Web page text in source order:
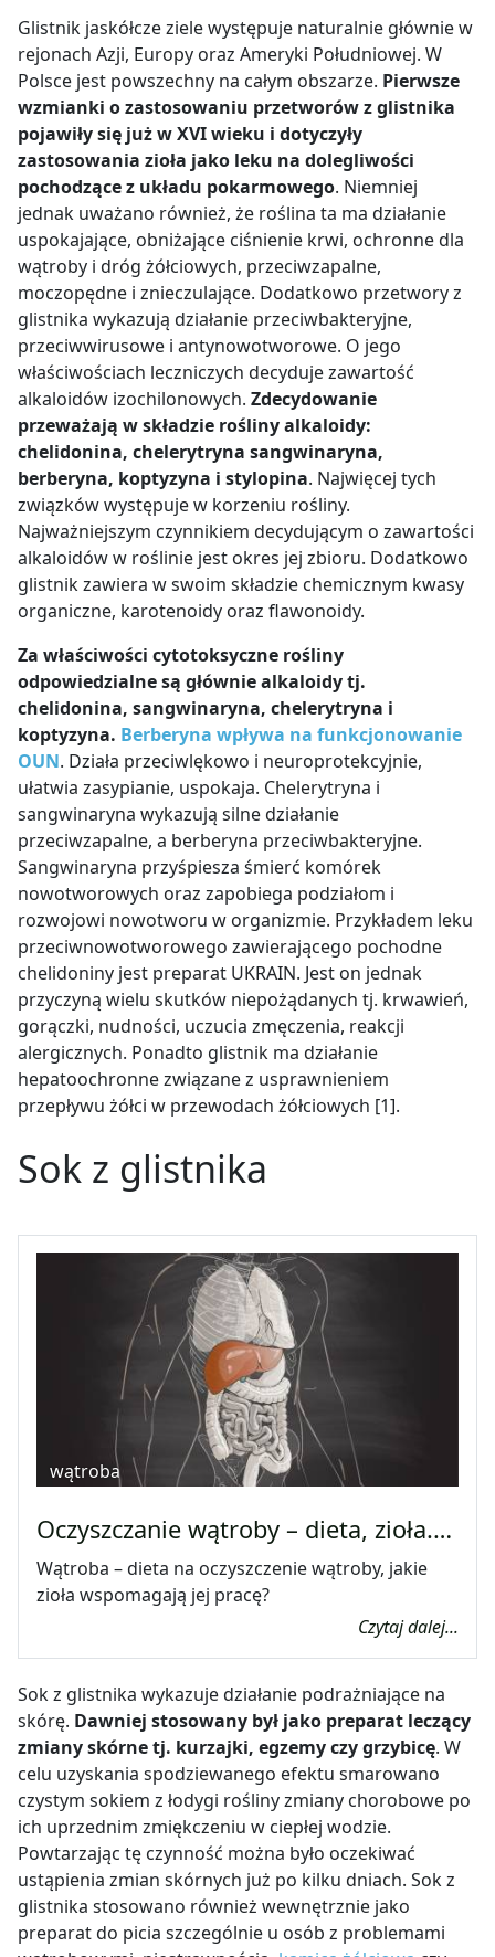
Glistnik jaskółcze ziele występuje naturalnie głównie w
rejonach Azji, Europy oraz Ameryki Południowej. W
Polsce jest powszechny na całym obszarze. Pierwsze
wzmianki o zastosowaniu przetworów z glistnika
pojawiły się już w XVI wieku i dotyczyły
zastosowania zioła jako leku na dolegliwości
pochodzące z układu pokarmowego. Niemniej
jednak uważano również, że roślina ta ma działanie
uspokajające, obniżające ciśnienie krwi, ochronne dla
wątroby i dróg żółciowych, przeciwzapalne,
moczopędne i znieczulające. Dodatkowo przetwory z
glistnika wykazują działanie przeciwbakteryjne,
przeciwwirusowe i antynowotworowe. O jego
właściwościach leczniczych decyduje zawartość
alkaloidów izochilonowych. Zdecydowanie
przeważają w składzie rośliny alkaloidy:
chelidonina, chelerytryna sangwinaryna,
berberyna, koptyzyna i stylopina. Najwięcej tych
związków występuje w korzeniu rośliny.
Najważniejszym czynnikiem decydującym o zawartości
alkaloidów w roślinie jest okres jej zbioru. Dodatkowo
glistnik zawiera w swoim składzie chemicznym kwasy
organiczne, karotenoidy oraz flawonoidy.
Za właściwości cytotoksyczne rośliny
odpowiedzialne są głównie alkaloidy tj.
chelidonina, sangwinaryna, chelerytryna i
koptyzyna. Berberyna wpływa na funkcjonowanie
OUN. Działa przeciwlękowo i neuroprotekcyjnie,
ułatwia zasypianie, uspokaja. Chelerytryna i
sangwinaryna wykazują silne działanie
przeciwzapalne, a berberyna przeciwbakteryjne.
Sangwinaryna przyśpiesza śmierć komórek
nowotworowych oraz zapobiega podziałom i
rozwojowi nowotworu w organizmie. Przykładem leku
przeciwnowotworowego zawierającego pochodne
chelidoniny jest preparat UKRAIN. Jest on jednak
przyczyną wielu skutków niepożądanych tj. krwawień,
gorączki, nudności, uczucia zmęczenia, reakcji
alergicznych. Ponadto glistnik ma działanie
hepatoochronne związane z usprawnieniem
przepływu żółci w przewodach żółciowych [1].
Sok z glistnika
wątroba
Oczyszczanie wątroby – dieta, zioła.…
Wątroba – dieta na oczyszczenie wątroby, jakie
zioła wspomagają jej pracę?
Czytaj dalej...
Sok z glistnika wykazuje działanie podrażniające na
skórę. Dawniej stosowany był jako preparat leczący
zmiany skórne tj. kurzajki, egzemy czy grzybicę. W
celu uzyskania spodziewanego efektu smarowano
czystym sokiem z łodygi rośliny zmiany chorobowe po
ich uprzednim zmiękczeniu w ciepłej wodzie.
Powtarzając tę czynność można było oczekiwać
ustąpienia zmian skórnych już po kilku dniach. Sok z
glistnika stosowano również wewnętrznie jako
preparat do picia szczególnie u osób z problemami